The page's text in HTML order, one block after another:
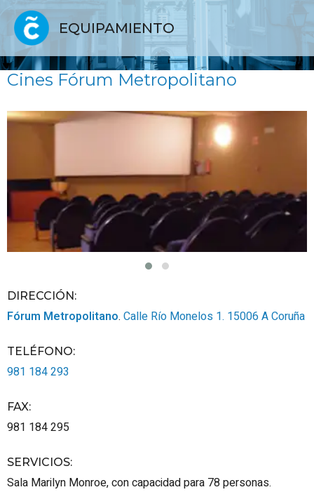
EQUIPAMIENTO
Cines Fórum Metropolitano
DIRECCIÓN:
Fórum Metropolitano. Calle Río Monelos 1. 15006 A Coruña
TELÉFONO:
981 184 293
FAX:
981 184 295
SERVICIOS:
Sala Marilyn Monroe, con capacidad para 78 personas.